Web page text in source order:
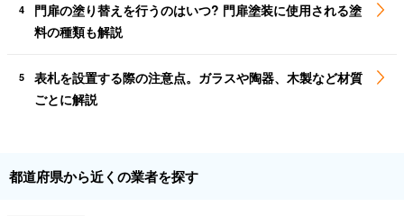
4
門扉の塗り替えを行うのはいつ? 門扉塗装に使用される塗
料の種類も解説
5
表札を設置する際の注意点。ガラスや陶器、木製など材質
ごとに解説
都道府県から近くの業者を探す